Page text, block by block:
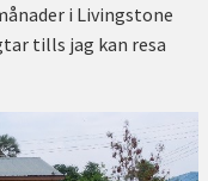
i Livingstone
tills jag kan resa